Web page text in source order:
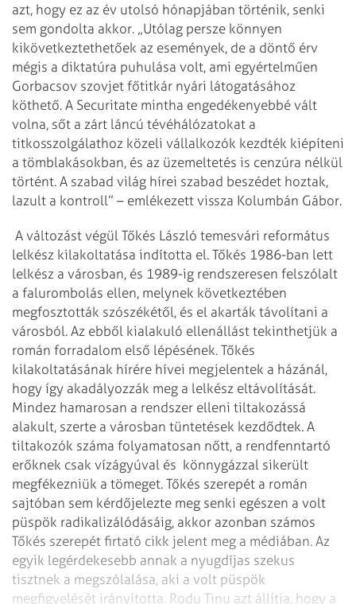
azt, hogy ez az év utolsó hónapjában történik, senki
sem gondolta akkor. „Utólag persze könnyen
kikövetkeztethetőek az események, de a döntő érv
mégis a diktatúra puhulása volt, ami egyértelműen
Gorbacsov szovjet főtitkár nyári látogatásához
köthető. A Securitate mintha engedékenyebbé vált
volna, sőt a zárt láncú tévéhálózatokat a
titkosszolgálathoz közeli vállalkozók kezdték kiépíteni
a tömblakásokban, és az üzemeltetés is cenzúra nélkül
történt. A szabad világ hírei szabad beszédet hoztak,
lazult a kontroll” – emlékezett vissza Kolumbán Gábor.
A változást végül Tőkés László temesvári református
lelkész kilakoltatása indította el. Tőkés 1986-ban lett
lelkész a városban, és 1989-ig rendszeresen felszólalt
a falurombolás ellen, melynek következtében
megfosztották szószékétől, és el akarták távolítani a
városból. Az ebből kialakuló ellenállást tekinthetjük a
román forradalom első lépésének. Tőkés
kilakoltatásának hírére hívei megjelentek a házánál,
hogy így akadályozzák meg a lelkész eltávolítását.
Mindez hamarosan a rendszer elleni tiltakozássá
alakult, szerte a városban tüntetések kezdődtek. A
tiltakozók száma folyamatosan nőtt, a rendfenntartó
erőknek csak vízágyúval és könnygázzal sikerült
megfékezniük a tömeget. Tőkés szerepét a román
sajtóban sem kérdőjelezte meg senki egészen a volt
püspök radikalizálódásáig, akkor azonban számos
Tőkés szerepét firtató cikk jelent meg a médiában. Az
egyik legérdekesebb annak a nyugdíjas szekus
tisztnek a megszólalása, aki a volt püspök
megfigyelését irányította. Rodu Tinu azt állítja, hogy a